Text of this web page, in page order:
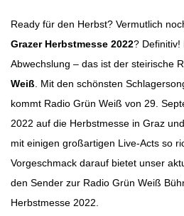
Ready für den Herbst? Vermutlich
Grazer Herbstmesse 2022? Definitiv!
Abwechslung – das ist der steirische
Weiß . Mit den schönsten
kommt Radio Grün Weiß von 29.
2022 auf die Herbstmesse in Graz
mit einigen großartigen Live-Acts so
Vorgeschmack darauf bietet unser
den Sender zur Radio Grün Weiß
Herbstmesse 2022.